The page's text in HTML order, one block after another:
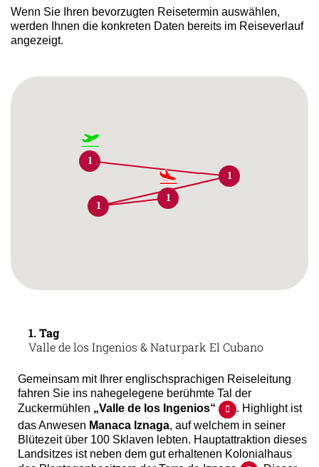
Wenn Sie Ihren bevorzugten Reisetermin auswählen,
werden Ihnen die konkreten Daten bereits im Reiseverlauf
angezeigt.
1
1
1
1
1. Tag
Valle de los Ingenios & Naturpark El Cubano
Gemeinsam mit Ihrer englischsprachigen Reiseleitung
fahren Sie ins nahegelegene berühmte Tal der
Zuckermühlen „Valle de los Ingenios“
. Highlight ist
das Anwesen Manaca Iznaga, auf welchem in seiner
Blütezeit über 100 Sklaven lebten. Hauptattraktion dieses
Landsitzes ist neben dem gut erhaltenen Kolonialhaus